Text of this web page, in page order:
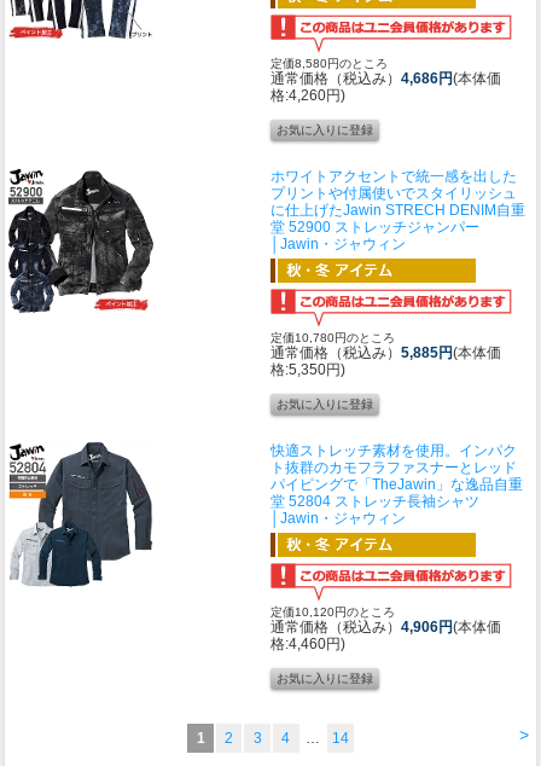
定価8,580円のところ
通常価格（税込み） 4,686円(本体価
格:4,260円)
ホワイトアクセントで統一感を出した
プリントや付属使いでスタイリッシュ
に仕上げたJawin STRECH DENIM自重
堂 52900 ストレッチジャンパー
│Jawin・ジャウィン
定価10,780円のところ
通常価格（税込み） 5,885円(本体価
格:5,350円)
快適ストレッチ素材を使用。インパク
ト抜群のカモフラファスナーとレッド
パイピングで「TheJawin」な逸品自重
堂 52804 ストレッチ長袖シャツ
│Jawin・ジャウィン
定価10,120円のところ
通常価格（税込み） 4,906円(本体価
格:4,460円)
>
1 2 3 4 14